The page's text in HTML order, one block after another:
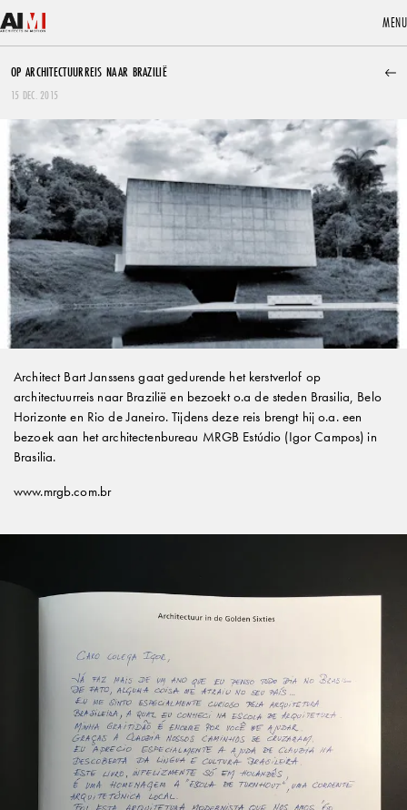
MENU
NIEUWSPUBLICATIES
VRP houdt halt bij OCMW Gierle
De VRP hield recent halt bij het project voor het OCMW in Gierle.
LEES MEER
VORIGE ARTIKELS
Huize Maelsloth in Turnhout: wonen in de
gelaagdheid van de tijd
MENU
OP ARCHITECTUURREIS NAAR BRAZILIË
15 DEC. 2015
Architect Bart Janssens gaat gedurende het kerstverlof op
architectuurreis naar Brazilië en bezoekt o.a de steden Brasilia, Belo
Horizonte en Rio de Janeiro. Tijdens deze reis brengt hij o.a. een
bezoek aan het architectenbureau MRGB Estúdio (Igor Campos) in
Brasilia.
www.mrgb.com.br